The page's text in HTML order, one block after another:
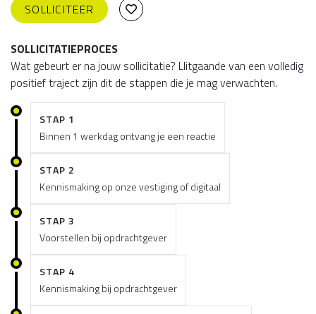
SOLLICITEER
SOLLICITATIEPROCES
Wat gebeurt er na jouw sollicitatie? Llitgaande van een volledig
positief traject zijn dit de stappen die je mag verwachten.
STAP 1
Binnen 1 werkdag ontvang je een reactie
STAP 2
Kennismaking op onze vestiging of digitaal
STAP 3
Voorstellen bij opdrachtgever
STAP 4
Kennismaking bij opdrachtgever